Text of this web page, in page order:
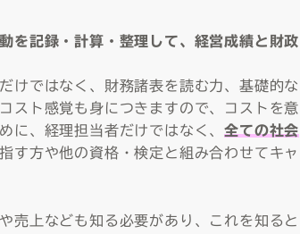
を記録・計算・整理して、経営成績と財政
けではなく、財務諸表を読む力、基礎的な
スト感覚も身につきますので、コストを意
に、経理担当者だけではなく、全ての社会
す方や他の資格・検定と組み合わせてキャ
売上なども知る必要があり、これを知ると